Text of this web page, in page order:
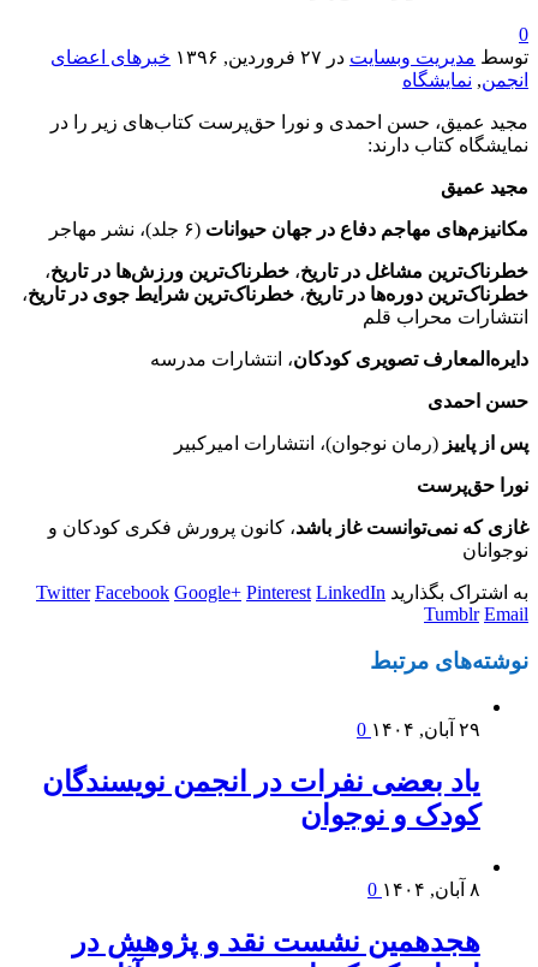
0
توسط مدیریت وبسایت در ۲۷ فروردین, ۱۳۹۶
خبرهای اعضای
انجمن, نمایشگاه
مجید عمیق، حسن احمدی و نورا حق‌پرست کتاب‌های زیر را در
نمایشگاه کتاب دارند:
مجید عمیق
مکانیزم‌های مهاجم دفاع در جهان حیوانات (۶ جلد)، نشر مهاجر
خطرناک‌ترین مشاغل در تاریخ، خطرناک‌ترین ورزش‌ها در تاریخ،
خطرناک‌ترین دوره‌ها در تاریخ، خطرناک‌ترین شرایط جوی در تاریخ،
انتشارات محراب قلم
دایره‌المعارف تصویری کودکان، انتشارات مدرسه
حسن احمدی
پس از پاییز (رمان نوجوان)، انتشارات امیرکبیر
نورا حق‌پرست
غازی که نمی‌توانست غاز باشد، کانون پرورش فکری کودکان و
نوجوانان
به اشتراک بگذارید Twitter Facebook Google+ Pinterest LinkedIn
Tumblr Email
نوشته‌های مرتبط
۲۹ آبان, ۱۴۰۴
یاد بعضی نفرات در انجمن نویسندگان
کودک و نوجوان
۸ آبان, ۱۴۰۴
هجدهمین نشست نقد و پژوهش در